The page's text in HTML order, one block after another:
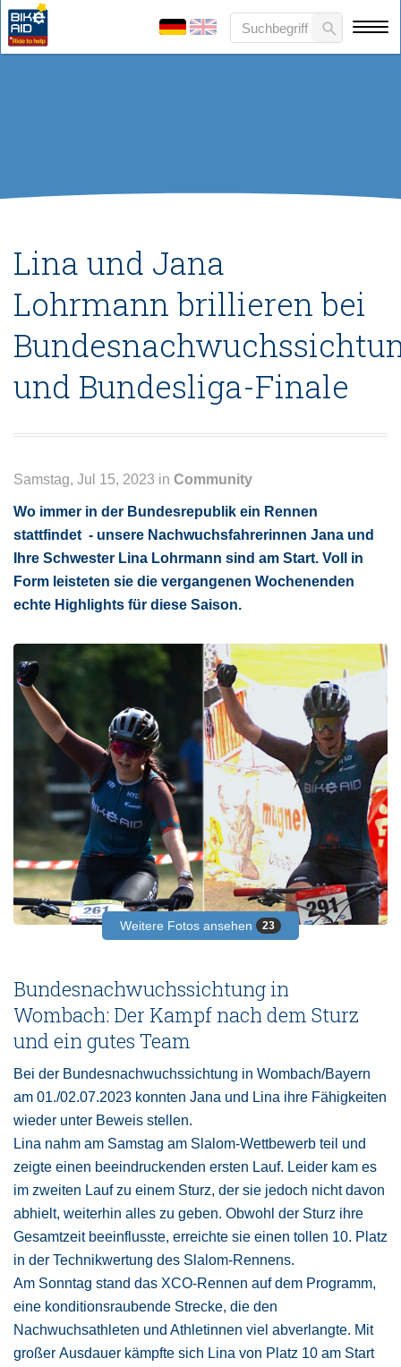
Lina und Jana
Lohrmann brillieren bei
und Bundesliga-Finale
Samstag, Jul 15, 2023 in Community
Wo immer in der Bundesrepublik ein Rennen
stattfindet - unsere Nachwuchsfahrerinnen Jana und
Ihre Schwester Lina Lohrmann sind am Start. Voll in
Form leisteten sie die vergangenen Wochenenden
echte Highlights für diese Saison.
Weitere Fotos ansehen 23
Bundesnachwuchssichtung in
Wombach: Der Kampf nach dem Sturz
und ein gutes Team
Bei der Bundesnachwuchssichtung in Wombach/Bayern
am 01./02.07.2023 konnten Jana und Lina ihre Fähigkeiten
wieder unter Beweis stellen.
Lina nahm am Samstag am Slalom-Wettbewerb teil und
zeigte einen beeindruckenden ersten Lauf. Leider kam es
im zweiten Lauf zu einem Sturz, der sie jedoch nicht davon
abhielt, weiterhin alles zu geben. Obwohl der Sturz ihre
Gesamtzeit beeinflusste, erreichte sie einen tollen 10. Platz
in der Technikwertung des Slalom-Rennens.
Am Sonntag stand das XCO-Rennen auf dem Programm,
eine konditionsraubende Strecke, die den
Nachwuchsathleten und Athletinnen viel abverlangte. Mit
großer Ausdauer kämpfte sich Lina von Platz 10 am Start